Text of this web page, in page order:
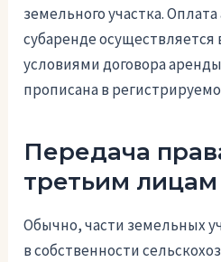
земельного участка.
субаренде осуществляется
условиями договора
прописана в
Передача
третьим лицам
Обычно, части земельных
в собственности